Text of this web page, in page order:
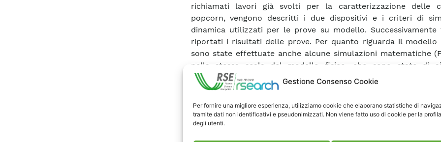
Gestione Consenso Cookie
Per fornire una migliore esperienza, utilizziamo cookie che elaborano statistiche di
tramite dati non identificativi e pseudonimizzati. Non viene fatto uso di cookie per la
degli utenti.
richiamati lavori già svolti per la caratterizzazione delle
popcorn, vengono descritti i due dispositivi e i criteri di
dinamica utilizzati per le prove su modello. Successivamente
riportati i risultati delle prove. Per quanto riguarda il modello
sono state effettuate anche alcune simulazioni matematiche
nella stessa scala del modello fisico, che sono state di
individuare l’assetto ottimale dei vari componenti che
trappola. La prove effettuate sul modello di trappola a griglia,
(più nella configurazione a 3 che in quella a 7 piramidi) ha
intercettare tutto il particolato di dimensione superiore alle